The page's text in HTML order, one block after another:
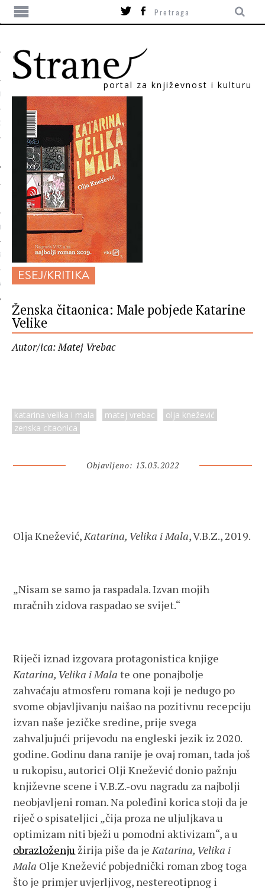
portal za književnost i kulturu
ESEJ/KRITIKA
Ženska čitaonica: Male pobjede Katarine
Velike
Autor/ica: Matej Vrebac
katarina velika i mala matej vrebac
olja knežević
zenska citaonica
Objavljeno: 13.03.2022
Olja Knežević,Katarina, Velika i Mala, V.B.Z., 2019.
„Nisam se samo ja raspadala. Izvan mojih
mračnih zidova raspadao se svijet.“
Riječi iznad izgovara protagonistica knjige
Katarina, Velika i Malate one ponajbolje
zahvaćaju atmosferu romana koji je nedugo po
svome objavljivanju naišao na pozitivnu recepciju
izvan naše jezičke sredine, prije svega
zahvaljujući prijevodu na engleski jezik iz 2020.
godine. Godinu dana ranije je ovaj roman, tada još
u rukopisu, autorici Olji Knežević donio pažnju
književne scene i V.B.Z.-ovu nagradu za najbolji
neobjavljeni roman. Na poleđini korica stoji da je
riječ o spisateljici „čija proza ne uljuljkava u
optimizam niti bježi u pomodni aktivizam“, a u
obrazloženju žirija piše da jeKatarina, Velika i
Mala Olje Knežević pobjednički roman zbog toga
što je primjer uvjerljivog, nestereotipnog i